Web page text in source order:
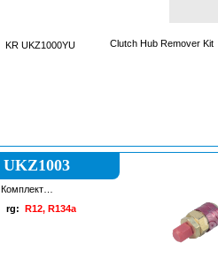
KR UKZ1000YU Clutch Hub Remover Kit
UKZ1003
Комплект
заправки кондиционера
rg: R12, R134a